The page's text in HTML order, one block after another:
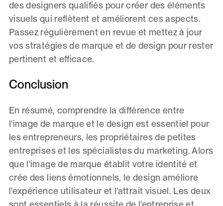
des designers qualifiés pour créer des éléments
visuels qui reflètent et améliorent ces aspects.
Passez régulièrement en revue et mettez à jour
vos stratégies de marque et de design pour rester
pertinent et efficace.
Conclusion
En résumé, comprendre la différence entre
l'image de marque et le design est essentiel pour
les entrepreneurs, les propriétaires de petites
entreprises et les spécialistes du marketing. Alors
que l'image de marque établit votre identité et
crée des liens émotionnels, le design améliore
l'expérience utilisateur et l'attrait visuel. Les deux